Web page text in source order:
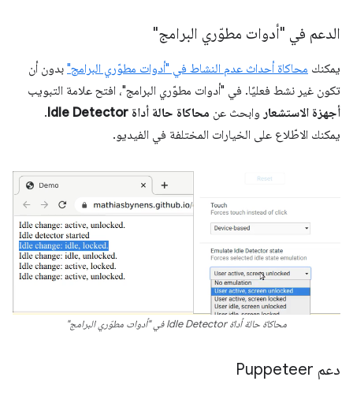
الدعم في "أدوات مطوّري البرامج"
يمكنك محاكاة أحداث عدم النشاط في "أدوات مطوّري البرامج" بدون أن
تكون غير نشط فعليًا. في "أدوات مطوّري البرامج"، افتح علامة التبويب
أجهزة الاستشعار وابحث عن محاكاة حالة أداة Idle Detector
.
يمكنك الاطّلاع على الخيارات المختلفة في الفيديو.
محاكاة حالة أداة Idle Detector في "أدوات مطوّري البرامج"
دعم Puppeteer